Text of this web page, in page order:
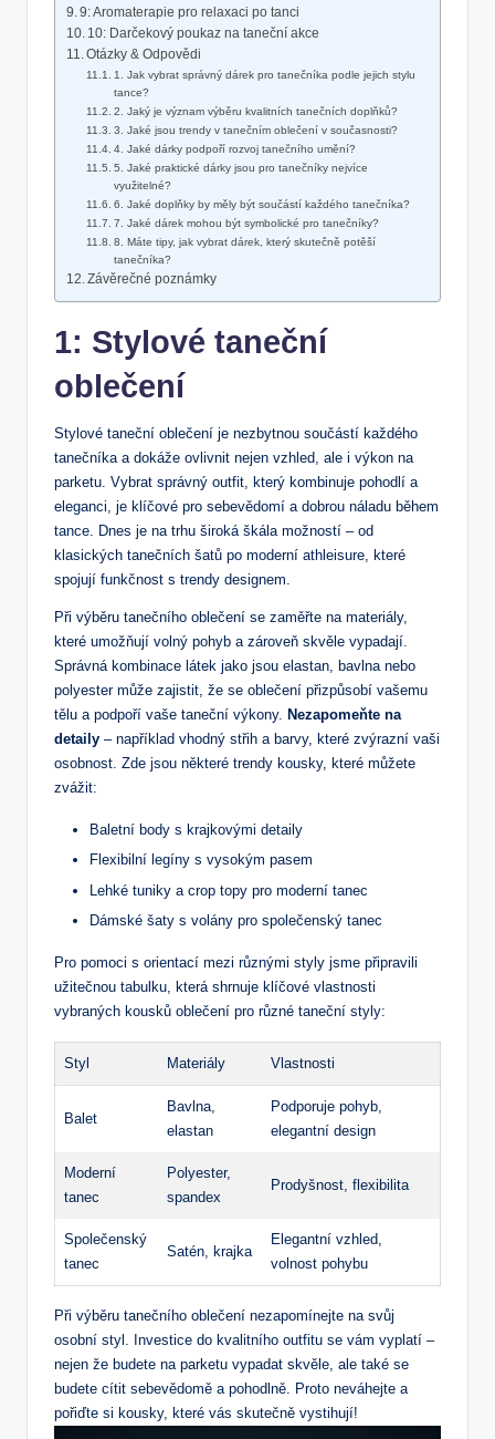
9: Aromaterapie pro relaxaci po tanci
10: Darčekový poukaz na taneční akce
Otázky & Odpovědi
1. Jak vybrat správný dárek pro tanečníka podle jejich stylu
tance?
2. Jaký je význam výběru kvalitních tanečních doplňků?
3. Jaké jsou trendy v tanečním oblečení v současnosti?
4. Jaké dárky podpoří rozvoj tanečního umění?
5. Jaké praktické dárky jsou pro tanečníky nejvíce
využitelné?
6. Jaké doplňky by měly být součástí každého tanečníka?
7. Jaké dárek mohou být symbolické pro tanečníky?
8. Máte tipy, jak vybrat dárek, který skutečně potěší
tanečníka?
Závěrečné poznámky
1: Stylové taneční
oblečení
Stylové taneční oblečení je nezbytnou součástí každého
tanečníka a dokáže ovlivnit nejen vzhled, ale i výkon na
parketu. Vybrat správný outfit, který kombinuje pohodlí a
eleganci, je klíčové pro sebevědomí a dobrou náladu během
tance. Dnes je na trhu široká škála možností – od
klasických tanečních šatů po moderní athleisure, které
spojují funkčnost s trendy designem.
Při výběru tanečního oblečení se zaměřte na materiály,
které umožňují volný pohyb a zároveň skvěle vypadají.
Správná kombinace látek jako jsou elastan, bavlna nebo
polyester může zajistit, že se oblečení přizpůsobí vašemu
tělu a podpoří vaše taneční výkony. Nezapomeňte na
detaily – například vhodný střih a barvy, které zvýrazní vaši
osobnost. Zde jsou některé trendy kousky, které můžete
zvážit:
Baletní body s krajkovými detaily
Flexibilní legíny s vysokým pasem
Lehké tuniky a crop topy pro moderní tanec
Dámské šaty s volány pro společenský tanec
Pro pomoci s orientací mezi různými styly jsme připravili
užitečnou tabulku, která shrnuje klíčové vlastnosti
vybraných kousků oblečení pro různé taneční styly:
Styl Materiály Vlastnosti
Balet
Bavlna,
elastan
Podporuje pohyb,
elegantní design
Moderní
tanec
Polyester,
spandex
Prodyšnost, flexibilita
Společenský
tanec
Satén, krajka
Elegantní vzhled,
volnost pohybu
Při výběru tanečního oblečení nezapomínejte na svůj
osobní styl. Investice do kvalitního outfitu se vám vyplatí –
nejen že budete na parketu vypadat skvěle, ale také se
budete cítit sebevědomě a pohodlně. Proto neváhejte a
pořiďte si kousky, které vás skutečně vystihují!